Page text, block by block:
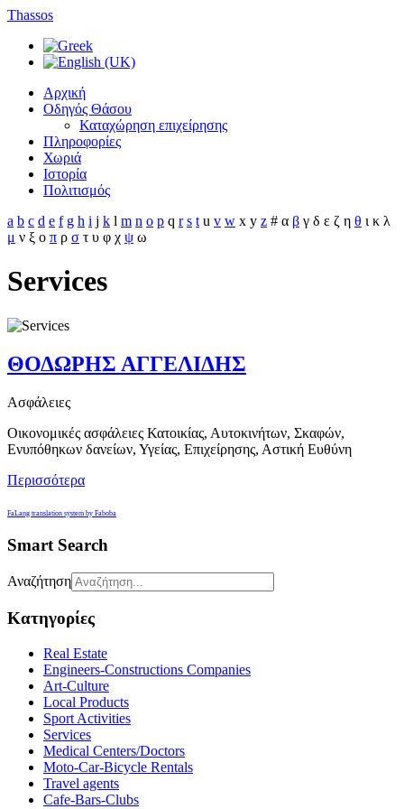
Thassos
Αρχική
Οδηγός Θάσου
Καταχώρηση επιχείρησης
Πληροφορίες
Χωριά
Ιστορία
Πολιτισμός
a b c d e f g h i j k l m n o p q r s t u v w x y z # α β γ δ ε ζ η θ ι κ λ
μ ν ξ ο π ρ σ τ υ φ χ ψ ω
Services
ΘΟΔΩΡΗΣ ΑΓΓΕΛΙΔΗΣ
Ασφάλειες
Οικονομικές ασφάλειες Κατοικίας, Αυτοκινήτων, Σκαφών,
Ενυπόθηκων δανείων, Υγείας, Επιχείρησης, Αστική Ευθύνη
Περισσότερα
FaLang translation system by Faboba
Smart Search
Αναζήτηση
Κατηγορίες
Real Estate
Engineers-Constructions Companies
Art-Culture
Local Products
Sport Activities
Services
Medical Centers/Doctors
Moto-Car-Bicycle Rentals
Travel agents
Cafe-Bars-Clubs